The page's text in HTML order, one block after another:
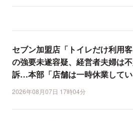
セブン加盟店「トイレだけ利用
の強要未遂容疑、経営者夫婦は
訴…本部「店舗は一時休業してい
2026年08月07日 17時04分